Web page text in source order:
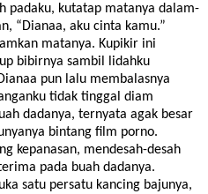
padaku, kutatap matanya dalam-
“Dianaa, aku cinta kamu.”
matanya. Kupikir ini
bibirnya sambil lidahku
pun lalu membalasnya
tidak tinggal diam
dadanya, ternyata agak besar
bintang film porno.
kepanasan, mendesah-desah
pada buah dadanya.
satu persatu kancing bajunya,